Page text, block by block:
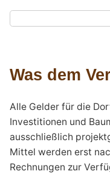
Was dem
Alle Gelder für die
Investitionen und
ausschließlich
Mittel werden erst
Rechnungen zur